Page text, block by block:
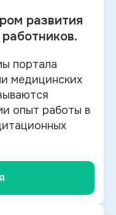
развития
портала
медицинских
опыт работы в